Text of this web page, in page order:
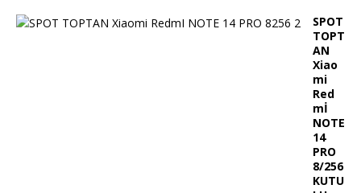
SPOT
TOPT
AN
Xiao
mi
Red
mİ
NOTE
14
PRO
8/256
KUTU